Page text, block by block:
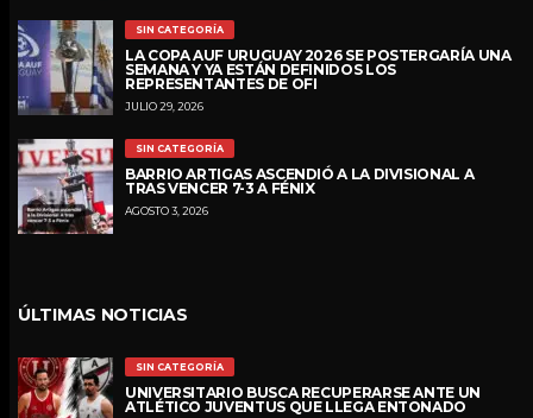
SIN CATEGORÍA
LA COPA AUF URUGUAY 2026 SE POSTERGARÍA UNA
SEMANA Y YA ESTÁN DEFINIDOS LOS
REPRESENTANTES DE OFI
JULIO 29, 2026
SIN CATEGORÍA
BARRIO ARTIGAS ASCENDIÓ A LA DIVISIONAL A
TRAS VENCER 7-3 A FÉNIX
AGOSTO 3, 2026
ÚLTIMAS NOTICIAS
SIN CATEGORÍA
UNIVERSITARIO BUSCA RECUPERARSE ANTE UN
ATLÉTICO JUVENTUS QUE LLEGA ENTONADO